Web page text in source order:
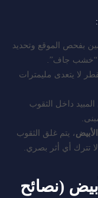
بفحص الموقع وتحديد
“خشب جاف”.
لا يتعدى مليمترات
داخل الثقوب
، يتم غلق الثقوب
تترك أي أثر بصري.
(نصائح